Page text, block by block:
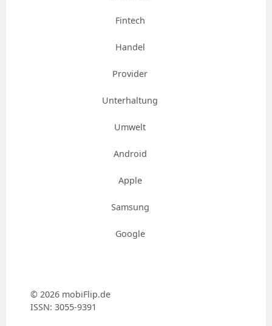
Fintech
Handel
Provider
Unterhaltung
Umwelt
Android
Apple
Samsung
Google
© 2026 mobiFlip.de
ISSN: 3055-9391